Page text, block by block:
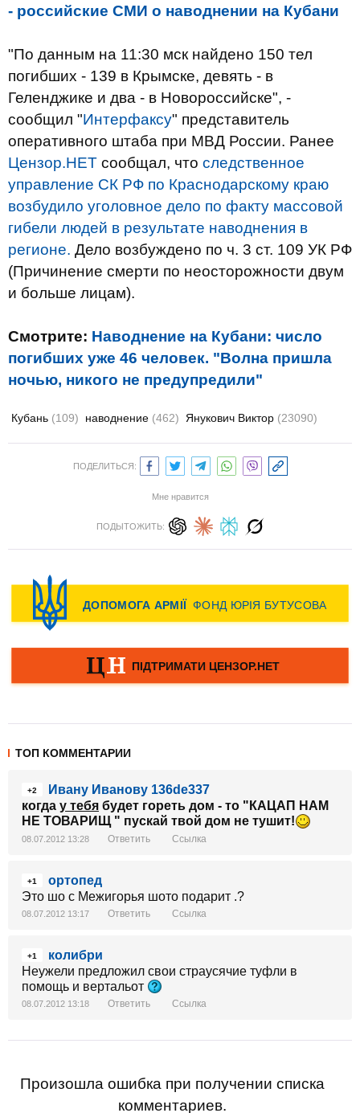
- российские СМИ о наводнении на Кубани
"По данным на 11:30 мск найдено 150 тел
погибших - 139 в Крымске, девять - в
Геленджике и два - в Новороссийске", -
сообщил "Интерфаксу" представитель
оперативного штаба при МВД России. Ранее
Цензор.НЕТ сообщал, что следственное
управление СК РФ по Краснодарскому краю
возбудило уголовное дело по факту массовой
гибели людей в результате наводнения в
регионе. Дело возбуждено по ч. 3 ст. 109 УК РФ
(Причинение смерти по неосторожности двум
и больше лицам).
Смотрите: Наводнение на Кубани: число
погибших уже 46 человек. "Волна пришла
ночью, никого не предупредили"
Кубань (109) наводнение (462) Янукович Виктор (23090)
ПОДЕЛИТЬСЯ:
Мне нравится
ПОДЫТОЖИТЬ:
ТОП КОММЕНТАРИИ
+2
Ивану Иванову 136de337
когда у тебя будет гореть дом - то "КАЦАП НАМ
НЕ ТОВАРИЩ " пускай твой дом не тушит!
08.07.2012 13:28 Ответить Ссылка
+1
ортопед
Это шо с Межигорья шото подарит .?
08.07.2012 13:17 Ответить Ссылка
+1
колибри
Неужели предложил свои страусячие туфли в
помощь и вертальот
08.07.2012 13:18 Ответить Ссылка
Произошла ошибка при получении списка
комментариев.